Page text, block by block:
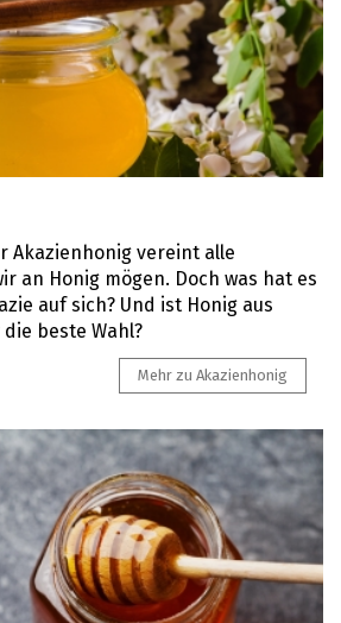
Akazienhonig vereint alle
an Honig mögen. Doch was hat es
auf sich? Und ist Honig aus
beste Wahl?
Mehr zu Akazienhonig